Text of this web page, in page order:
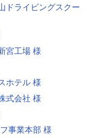
ドライビングスクー
宮工場 様
ホテル 様
式会社 様
事業本部 様